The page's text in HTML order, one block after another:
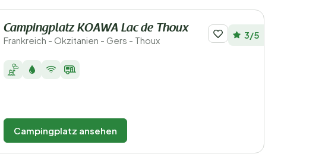
Campingplatz KOAWA Lac de Thoux
Frankreich - Okzitanien - Gers - Thoux 3/5
Campingplatz ansehen